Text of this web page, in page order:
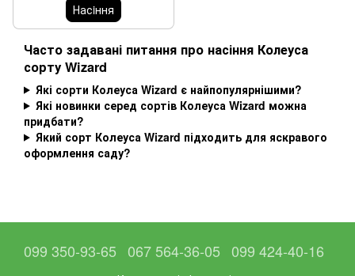
Насiння
Часто задавані питання про насіння Колеуса
сорту Wizard
Які сорти Колеуса Wizard є найпопулярнішими?
Які новинки серед сортів Колеуса Wizard можна
придбати?
Який сорт Колеуса Wizard підходить для яскравого
оформлення саду?
099 350-93-65 067 564-36-05 099 424-40-16